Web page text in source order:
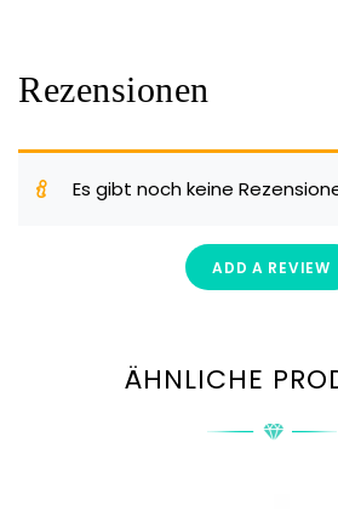
Rezensionen
Es gibt noch keine
ADD A REVIEW
ÄHNLICHE